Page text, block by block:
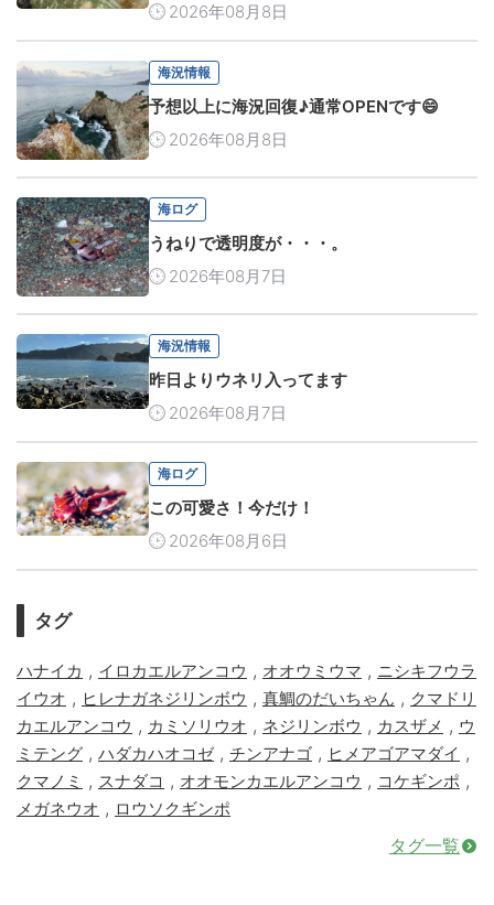
2026年08月8日
海況情報
予想以上に海況回復♪通常OPENです😄
2026年08月8日
海ログ
うねりで透明度が・・・。
2026年08月7日
海況情報
昨日よりウネリ入ってます
2026年08月7日
海ログ
この可愛さ！今だけ！
2026年08月6日
タグ
ハナイカ , イロカエルアンコウ , オオウミウマ , ニシキフウラ
イウオ , ヒレナガネジリンボウ , 真鯛のだいちゃん , クマドリ
カエルアンコウ , カミソリウオ , ネジリンボウ , カスザメ , ウ
ミテング , ハダカハオコゼ, チンアナゴ , ヒメアゴアマダイ ,
クマノミ , スナダコ , オオモンカエルアンコウ , コケギンポ ,
メガネウオ , ロウソクギンポ
タグ一覧